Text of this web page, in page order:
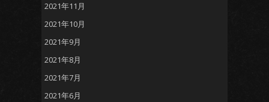
2021年11月
2021年10月
2021年9月
2021年8月
2021年7月
2021年6月